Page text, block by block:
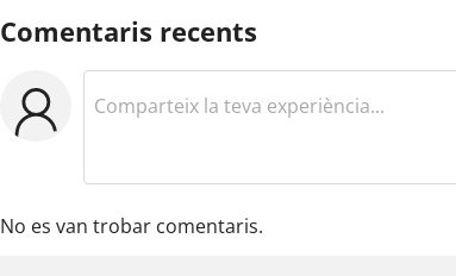
Comentaris recents
No es van trobar comentaris.